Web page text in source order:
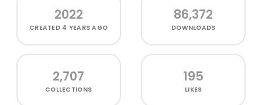
2022
CREATED 4 YEARS AGO
86,372
DOWNLOADS
2,707
COLLECTIONS
195
LIKES